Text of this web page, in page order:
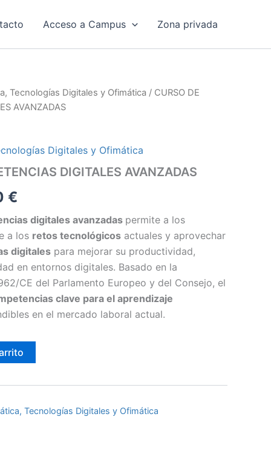
Acceso a Campus Zona privada
Tecnologías Digitales y Ofimática / CURSO DE
AVANZADAS
€. Digitales y Ofimática
DIGITALES AVANZADAS
€.
€
El
actual
es:
digitales avanzadas permite a los
a los retos tecnológicos actuales y aprovechar
digitales para mejorar su productividad,
en entornos digitales. Basado en la
CE del Parlamento Europeo y del Consejo, el
clave para el aprendizaje
en el mercado laboral actual.
Tecnologías Digitales y Ofimática